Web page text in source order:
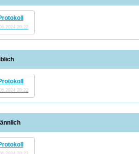
20:22
20:22